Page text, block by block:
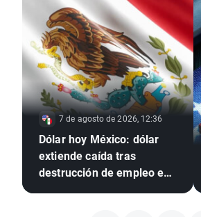
7 de agosto de 2026, 12:36
Dólar hoy México: dólar
extiende caída tras
destrucción de empleo en